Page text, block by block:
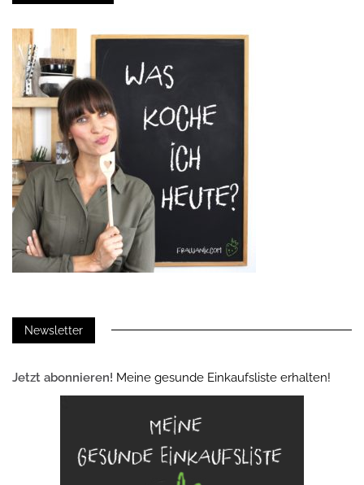
Newsletter
Jetzt abonnieren! Meine gesunde Einkaufsliste erhalten!